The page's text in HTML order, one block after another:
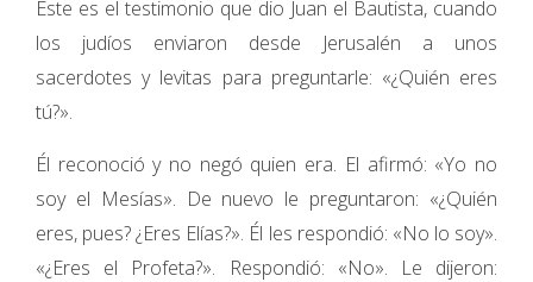
Éste es el testimonio que dio Juan el Bautista, cuando
los judíos enviaron desde Jerusalén a unos
sacerdotes y levitas para preguntarle: «¿Quién eres
tú?».
Él reconoció y no negó quien era. El afirmó: «Yo no
soy el Mesías». De nuevo le preguntaron: «¿Quién
eres, pues? ¿Eres Elías?». Él les respondió: «No lo soy».
«¿Eres el Profeta?». Respondió: «No». Le dijeron: